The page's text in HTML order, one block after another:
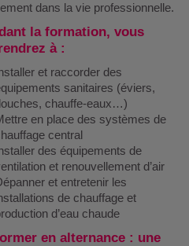
dans la vie professionnelle.
la formation, vous
à :
et raccorder des
sanitaires (éviers,
chauffe-eaux…)
en place des systèmes de
central
des équipements de
et renouvellement d’air
et entretenir les
de chauffage et
d’eau chaude
en alternance : une